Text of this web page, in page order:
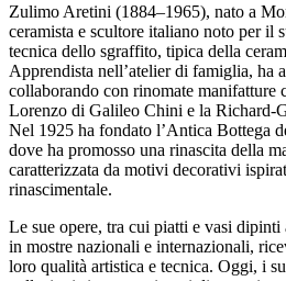
Zulimo Aretini (1884–1965), nato a
ceramista e scultore italiano noto per il
tecnica dello sgraffito, tipica della
Apprendista nell’atelier di famiglia, ha
collaborando con rinomate manifatture
Lorenzo di Galileo Chini e la Richard-
Nel 1925 ha fondato l’Antica Bottega
dove ha promosso una rinascita della
caratterizzata da motivi decorativi
rinascimentale.
Le sue opere, tra cui piatti e vasi dipinti
in mostre nazionali e internazionali,
loro qualità artistica e tecnica. Oggi, i